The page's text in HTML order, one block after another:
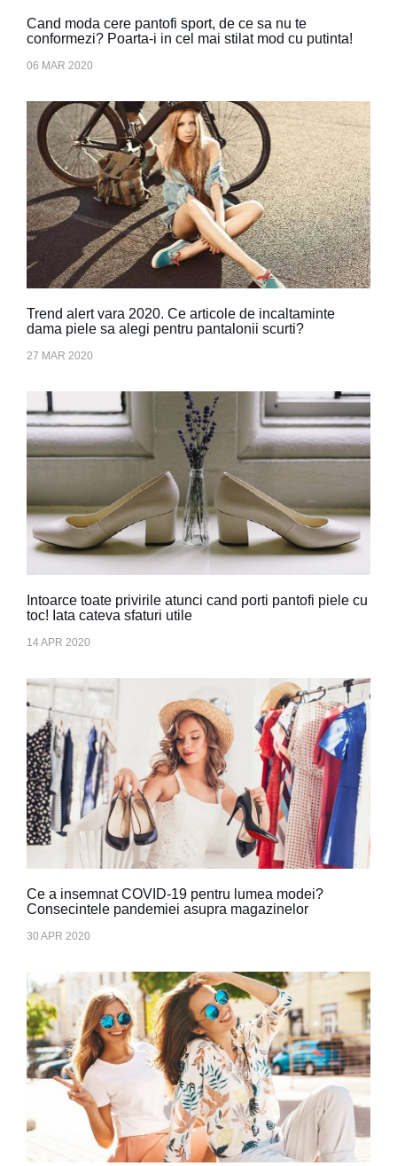
Cand moda cere pantofi sport, de ce sa nu te
conformezi? Poarta-i in cel mai stilat mod cu putinta!
06 MAR 2020
Trend alert vara 2020. Ce articole de incaltaminte
dama piele sa alegi pentru pantalonii scurti?
27 MAR 2020
Intoarce toate privirile atunci cand porti pantofi piele cu
toc! Iata cateva sfaturi utile
14 APR 2020
Ce a insemnat COVID-19 pentru lumea modei?
Consecintele pandemiei asupra magazinelor
30 APR 2020